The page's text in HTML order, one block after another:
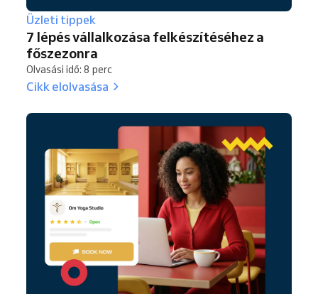
Üzleti tippek
7 lépés vállalkozása felkészítéséhez a
főszezonra
Olvasási idő: 8 perc
Cikk elolvasása